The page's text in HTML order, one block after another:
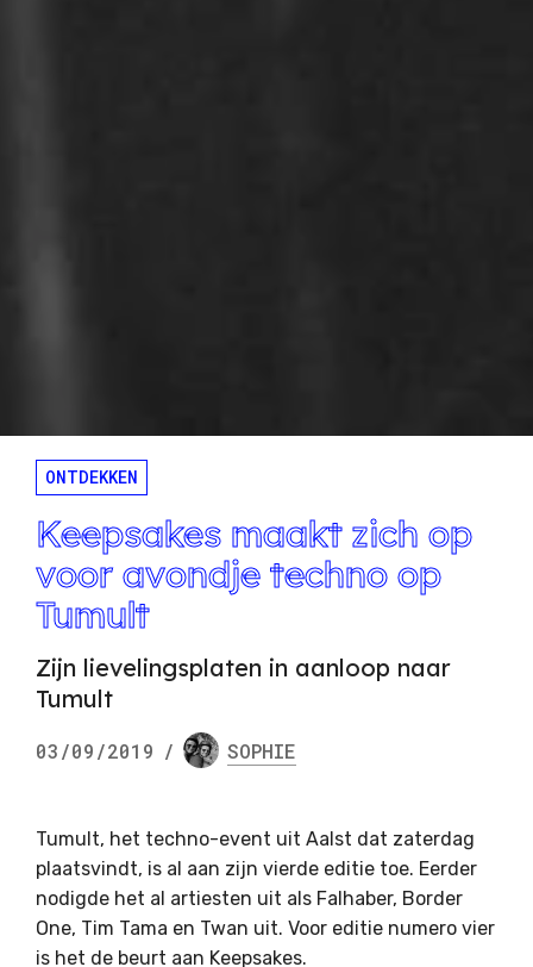
ONTDEKKEN
Keepsakes maakt zich op
voor avondje techno op
Tumult
Zijn lievelingsplaten in aanloop naar
Tumult
03/09/2019 / SOPHIE
Tumult, het techno-event uit Aalst dat zaterdag
plaatsvindt, is al aan zijn vierde editie toe. Eerder
nodigde het al artiesten uit als Falhaber, Border
One, Tim Tama en Twan uit. Voor editie numero vier
is het de beurt aan Keepsakes.